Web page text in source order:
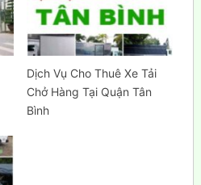
Dịch Vụ Cho Thuê Xe Tải
Chở Hàng Tại Quận Tân
Bình